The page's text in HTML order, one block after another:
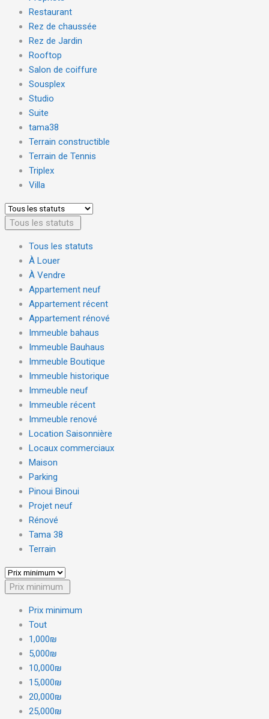
Restaurant
Rez de chaussée
Rez de Jardin
Rooftop
Salon de coiffure
Sousplex
Studio
Suite
tama38
Terrain constructible
Terrain de Tennis
Triplex
Villa
Tous les statuts
Tous les statuts
À Louer
À Vendre
Appartement neuf
Appartement récent
Appartement rénové
Immeuble bahaus
Immeuble Bauhaus
Immeuble Boutique
Immeuble historique
Immeuble neuf
Immeuble récent
Immeuble renové
Location Saisonnière
Locaux commerciaux
Maison
Parking
Pinoui Binoui
Projet neuf
Rénové
Tama 38
Terrain
Prix minimum
Prix minimum
Tout
1,000₪
5,000₪
10,000₪
15,000₪
20,000₪
25,000₪